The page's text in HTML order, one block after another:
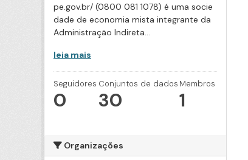
pe.gov.br/ (0800 081 1078) é uma socie
dade de economia mista integrante da
Administração Indireta...
leia mais
Seguidores
0
Conjuntos de dados
30
Membros
1
Organizações